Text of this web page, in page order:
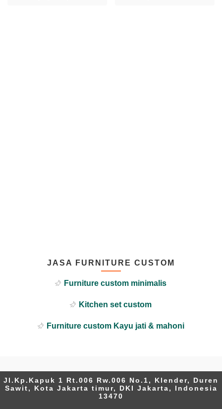
JASA FURNITURE CUSTOM
Furniture custom minimalis
Kitchen set custom
Furniture custom Kayu jati & mahoni
Jl.Kp.Kapuk 1 Rt.006 Rw.006 No.1, Klender, Duren
Sawit, Kota Jakarta timur, DKI Jakarta, Indonesia
13470